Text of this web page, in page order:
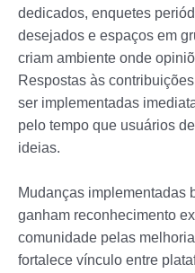
dedicados, enquetes
desejados e espaços em
criam ambiente onde
Respostas às
ser implementadas
pelo tempo que usuários
ideias.
Mudanças implementadas
ganham reconhecimento
comunidade pelas
fortalece vínculo entre